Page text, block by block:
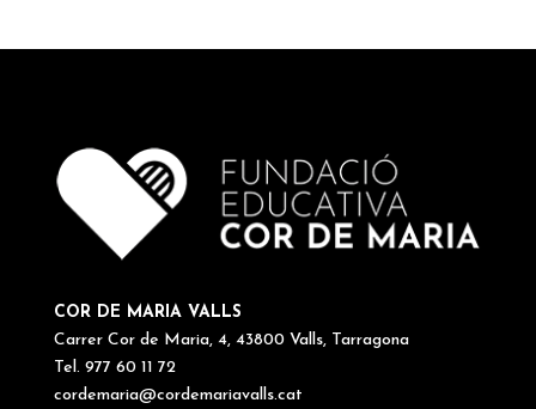
COR DE MARIA VALLS
Carrer Cor de Maria, 4, 43800 Valls, Tarragona
Tel. 977 60 11 72
cordemaria@cordemariavalls.cat